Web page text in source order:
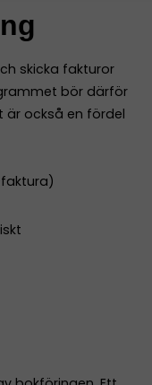
skicka fakturor
bör därför
är också en fördel